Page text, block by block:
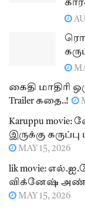
கைதி மாதிரி
Trailer கதை..!
Karuppu
இருக்கு
MAY 15, 2026
lik movie:
விக்னேஷ்
MAY 15, 2026